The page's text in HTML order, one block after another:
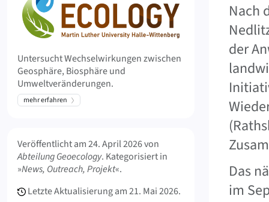
Nach
der
Das
im
Untersucht Wechselwirkungen zwischen
Geosphäre, Biosphäre und
Umweltveränderungen.
mehr erfahren
Veröffentlicht am24. April 2026von
Abteilung Geoecology. Kategorisiert in
»News, Outreach, Projekt«.
Letzte Aktualisierung am21. Mai 2026.